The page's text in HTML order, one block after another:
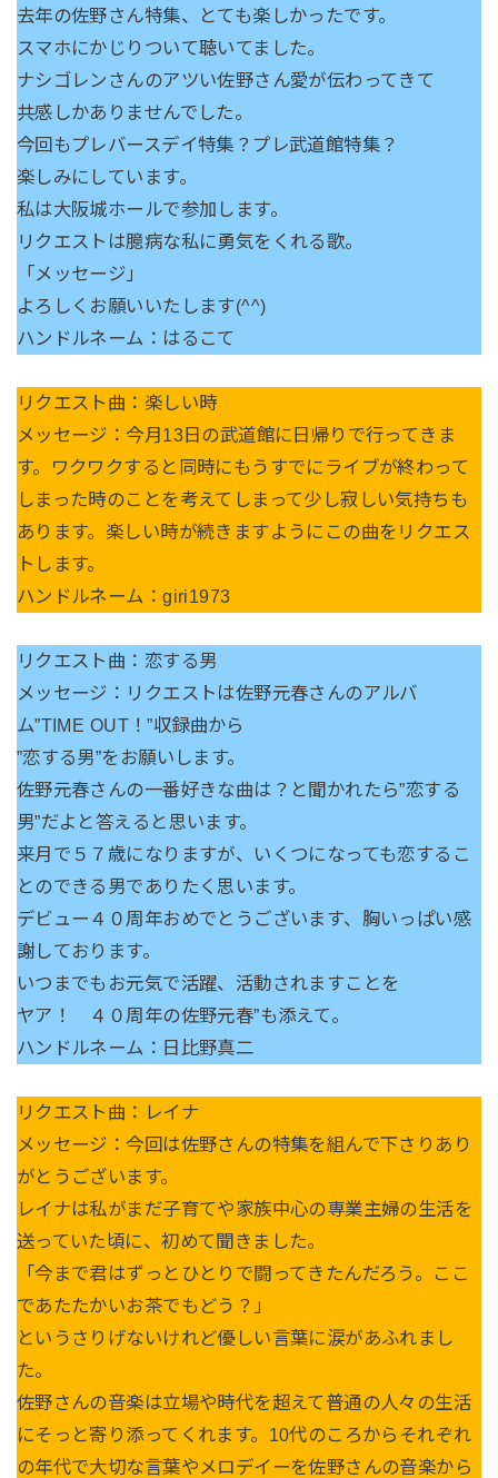
去年の佐野さん特集、とても楽しかったです。
スマホにかじりついて聴いてました。
ナシゴレンさんのアツい佐野さん愛が伝わってきて
共感しかありませんでした。
今回もプレバースデイ特集？プレ武道館特集？
楽しみにしています。
私は大阪城ホールで参加します。
リクエストは臆病な私に勇気をくれる歌。
「メッセージ」
よろしくお願いいたします(^^)
ハンドルネーム：はるこて
リクエスト曲：楽しい時
メッセージ：今月13日の武道館に日帰りで行ってきま
す。ワクワクすると同時にもうすでにライブが終わって
しまった時のことを考えてしまって少し寂しい気持ちも
あります。楽しい時が続きますようにこの曲をリクエス
トします。
ハンドルネーム：giri1973
リクエスト曲：恋する男
メッセージ：リクエストは佐野元春さんのアルバ
ム”TIME OUT！”収録曲から
”恋する男”をお願いします。
佐野元春さんの一番好きな曲は？と聞かれたら”恋する
男”だよと答えると思います。
来月で５７歳になりますが、いくつになっても恋するこ
とのできる男でありたく思います。
デビュー４０周年おめでとうございます、胸いっぱい感
謝しております。
いつまでもお元気で活躍、活動されますことを
ヤア！ ４０周年の佐野元春”も添えて。
ハンドルネーム：日比野真二
リクエスト曲：レイナ
メッセージ：今回は佐野さんの特集を組んで下さりあり
がとうございます。
レイナは私がまだ子育てや家族中心の専業主婦の生活を
送っていた頃に、初めて聞きました。
「今まで君はずっとひとりで闘ってきたんだろう。ここ
であたたかいお茶でもどう？」
というさりげないけれど優しい言葉に涙があふれまし
た。
佐野さんの音楽は立場や時代を超えて普通の人々の生活
にそっと寄り添ってくれます。10代のころからそれぞれ
の年代で大切な言葉やメロデイーを佐野さんの音楽から